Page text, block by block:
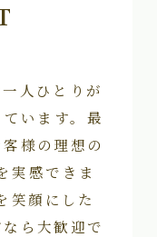
人ひとりが
います。最
様の理想の
実感できま
笑顔にした
ら大歓迎で